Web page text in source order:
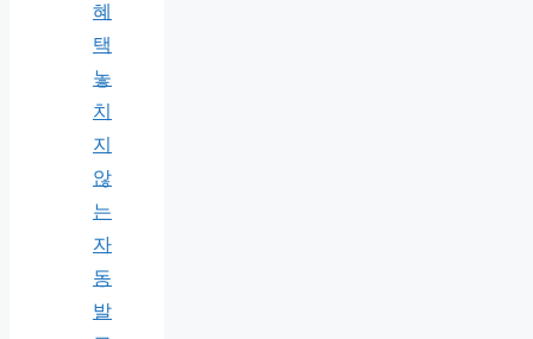
혜
택
놓
치
지
않
는
자
동
발